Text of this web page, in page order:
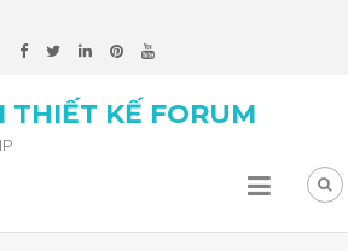
THIẾT KẾ FORUM